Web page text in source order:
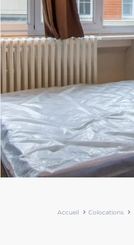
Accueil Colocations